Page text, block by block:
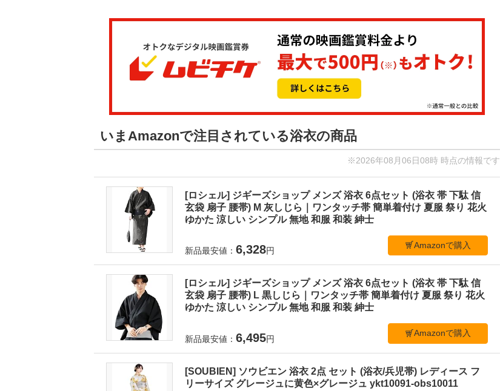
いまAmazonで注目されている浴衣の商品
※2026年08月06日08時 時点の情報です
[ロシェル] ジギーズショップ メンズ 浴衣 6点セット (浴衣 帯 下駄 信
玄袋 扇子 腰帯) M 灰しじら｜ワンタッチ帯 簡単着付け 夏服 祭り 花火
ゆかた 涼しい シンプル 無地 和服 和装 紳士
新品最安値： 6,328円
Amazonで購入
[ロシェル] ジギーズショップ メンズ 浴衣 6点セット (浴衣 帯 下駄 信
玄袋 扇子 腰帯) L 黒しじら｜ワンタッチ帯 簡単着付け 夏服 祭り 花火
ゆかた 涼しい シンプル 無地 和服 和装 紳士
新品最安値： 6,495円
Amazonで購入
[SOUBIEN] ソウビエン 浴衣 2点 セット (浴衣/兵児帯) レディース フ
リーサイズ グレージュに黄色×グレージュ ykt10091-obs10011